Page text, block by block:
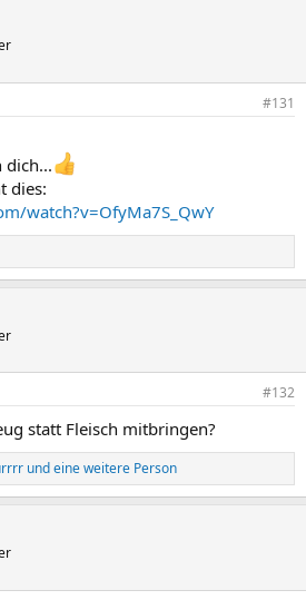
#131
dich...
dies:
watch?v=OfyMa7S_QwY
#132
statt Fleisch mitbringen?
und eine weitere Person